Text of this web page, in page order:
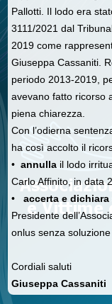
Pallotti. Il lodo era
3111/2021 dal
2019 come
Giuseppa Cassaniti.
periodo 2013-2019,
avevano fatto ricorso
piena chiarezza.
Con l’odierna
ha così accolto il
• annulla il lodo
Carlo Affinito, in data
•
accerta e dichiara
Presidente
onlus senza
Cordiali saluti
Giuseppa Cassaniti